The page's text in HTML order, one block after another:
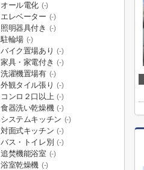
オール電化 (-)
エレベーター (-)
照明器具付き (-)
駐輪場 (-)
バイク置場あり (-)
家具・家電付き (-)
洗濯機置場有 (-)
外観タイル張り (-)
コンロ２口以上 (-)
食器洗い乾燥機 (-)
システムキッチン (-)
対面式キッチン (-)
バス・トイレ別 (-)
追焚機能浴室 (-)
浴室乾燥機 (-)